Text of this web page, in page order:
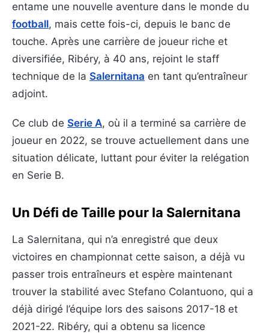
entame une nouvelle aventure dans le monde du
football, mais cette fois-ci, depuis le banc de
touche. Après une carrière de joueur riche et
diversifiée, Ribéry, à 40 ans, rejoint le staff
technique de la Salernitana en tant qu’entraîneur
adjoint.
Ce club de Serie A, où il a terminé sa carrière de
joueur en 2022, se trouve actuellement dans une
situation délicate, luttant pour éviter la relégation
en Serie B.
Un Défi de Taille pour la Salernitana
La Salernitana, qui n’a enregistré que deux
victoires en championnat cette saison, a déjà vu
passer trois entraîneurs et espère maintenant
trouver la stabilité avec Stefano Colantuono, qui a
déjà dirigé l’équipe lors des saisons 2017-18 et
2021-22. Ribéry, qui a obtenu sa licence